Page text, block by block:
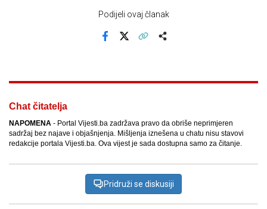
Podijeli ovaj članak
Chat čitatelja
NAPOMENA - Portal Vijesti.ba zadržava pravo da obriše neprimjeren
sadržaj bez najave i objašnjenja. Mišljenja iznešena u chatu nisu stavovi
redakcije portala Vijesti.ba. Ova vijest je sada dostupna samo za čitanje.
Pridruži se diskusiji